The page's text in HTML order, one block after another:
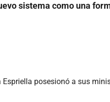
sistema como una
Espriella posesionó a sus